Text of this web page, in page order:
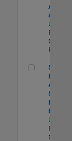
and
US-MA-
Finance
Senior
Senior
Analyst -
Sales
US-MA-
Finance